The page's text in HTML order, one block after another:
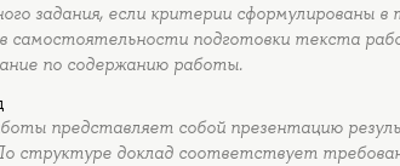
задания, если критерии сформулированы в
самостоятельности подготовки текста
по содержанию работы.
представляет собой презентацию
структуре доклад соответствует